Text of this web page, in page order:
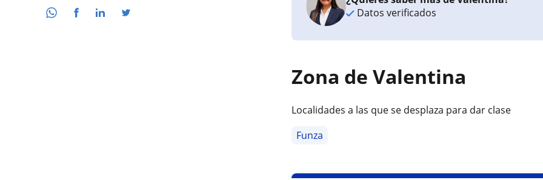
Datos verificados
Zona de Valentina
Localidades a las que se desplaza para dar clase
Funza